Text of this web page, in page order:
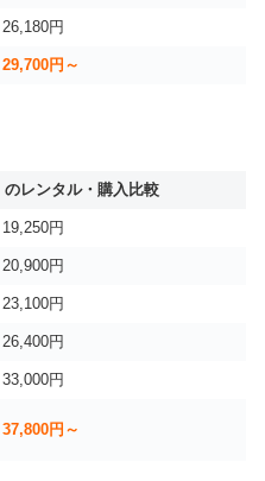
26,180円
29,700円～
レンタル・購入比較
19,250円
20,900円
23,100円
26,400円
33,000円
37,800円～